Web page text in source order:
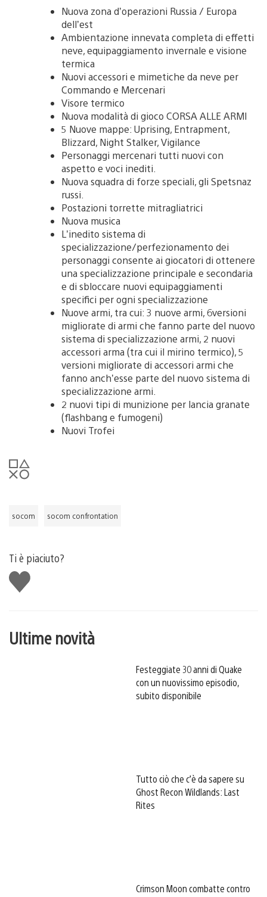
Nuova zona d’operazioni Russia / Europa
dell’est
Ambientazione innevata completa di effetti
neve, equipaggiamento invernale e visione
termica
Nuovi accessori e mimetiche da neve per
Commando e Mercenari
Visore termico
Nuova modalità di gioco CORSA ALLE ARMI
5 Nuove mappe: Uprising, Entrapment,
Blizzard, Night Stalker, Vigilance
Personaggi mercenari tutti nuovi con
aspetto e voci inediti.
Nuova squadra di forze speciali, gli Spetsnaz
russi.
Postazioni torrette mitragliatrici
Nuova musica
L’inedito sistema di
specializzazione/perfezionamento dei
personaggi consente ai giocatori di ottenere
una specializzazione principale e secondaria
e di sbloccare nuovi equipaggiamenti
specifici per ogni specializzazione
Nuove armi, tra cui: 3 nuove armi, 6versioni
migliorate di armi che fanno parte del nuovo
sistema di specializzazione armi, 2 nuovi
accessori arma (tra cui il mirino termico), 5
versioni migliorate di accessori armi che
fanno anch’esse parte del nuovo sistema di
specializzazione armi.
2 nuovi tipi di munizione per lancia granate
(flashbang e fumogeni)
Nuovi Trofei
socom socom confrontation
Ti è piaciuto?
Mi
piace
Ultime novità
Festeggiate 30 anni di Quake
con un nuovissimo episodio,
subito disponibile
Tutto ciò che c’è da sapere su
Ghost Recon Wildlands: Last
Rites
Crimson Moon combatte contro